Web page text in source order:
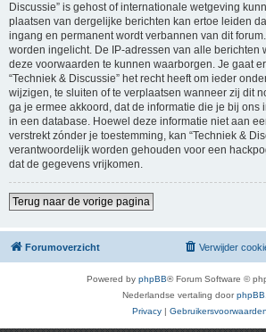
Discussie” is gehost of internationale wetgeving
plaatsen van dergelijke berichten kan ertoe leiden
ingang en permanent wordt verbannen van dit
worden ingelicht. De IP-adressen van alle berichten
deze voorwaarden te kunnen waarborgen. Je gaat
“Techniek & Discussie” het recht heeft om ieder
wijzigen, te sluiten of te verplaatsen wanneer zij dit
ga je ermee akkoord, dat de informatie die je bij ons
in een database. Hoewel deze informatie niet aan
verstrekt zónder je toestemming, kan “Techniek &
verantwoordelijk worden gehouden voor een
dat de gegevens vrijkomen.
Terug naar de vorige pagina
Forumoverzicht Verwijder
Powered by phpBB® Forum Software ©
Nederlandse vertaling door
Privacy | Gebruikersvoorwaarden